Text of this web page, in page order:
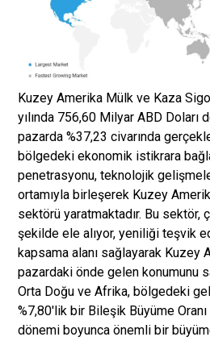
Kuzey Amerika Mülk ve Kaza
yılında 756,60 Milyar ABD
pazarda %37,23 civarında
bölgedeki ekonomik istikrara
penetrasyonu, teknolojik
ortamıyla birleşerek Kuzey
sektörü yaratmaktadır. Bu
şekilde ele alıyor, yeniliği teşvik
kapsama alanı sağlayarak Kuzey
pazardaki önde gelen konumunu
Orta Doğu ve Afrika, bölgedeki
%7,80'lik bir Bileşik Büyüme
dönemi boyunca önemli bir